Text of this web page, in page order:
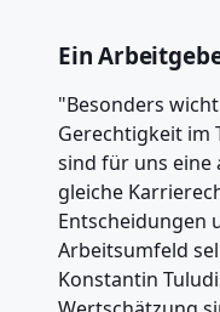
Ein
"Besonders
Gerechtigkeit im
sind für uns eine
gleiche
Entscheidungen
Arbeitsumfeld
Konstantin